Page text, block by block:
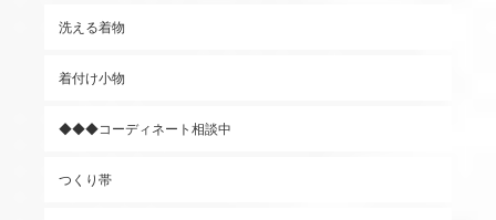
洗える着物
着付け小物
◆◆◆コーディネート相談中
つくり帯